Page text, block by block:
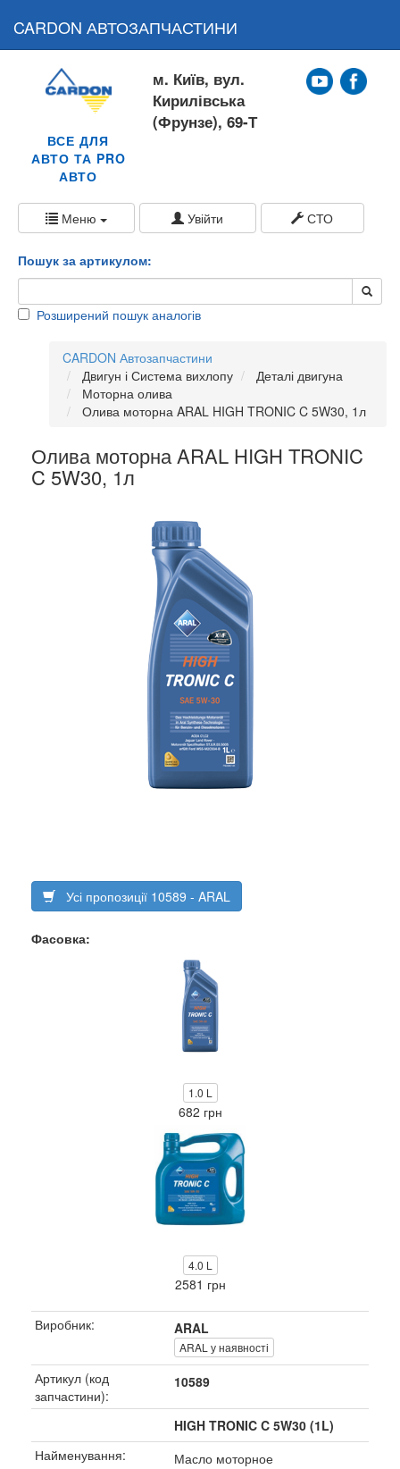
CARDON АВТОЗАПЧАСТИНИ
ВСЕ ДЛЯ
АВТО ТА PRO
АВТО
м. Київ, вул.
Кирилівська
(Фрунзе), 69-Т
Меню Увійти СТО
Пошук за артикулом:
Розширений пошук аналогів
CARDON Автозапчастини
Двигун і Система вихлопу
Деталі двигуна
Моторна олива
Олива моторна ARAL HIGH TRONIC C 5W30, 1л
Олива моторна ARAL HIGH TRONIC
C 5W30, 1л
Усі пропозиції 10589 - ARAL
Фасовка:
1.0 L
682 грн
4.0 L
2581 грн
Виробник: ARAL
ARAL у наявності
Артикул (код
запчастини):
10589
HIGH TRONIC C 5W30 (1L)
Найменування:
Масло моторное